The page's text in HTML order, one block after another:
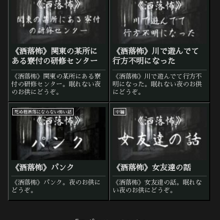
《洒落怖》関東の某所に
ある寮付の研修センター
《洒落怖》関東の某所にある寮
付の研修センター。眠れない夜
のお供にどうぞ。
《洒落怖》川で遊んでて
行方不明になった
《洒落怖》川で遊んでて行方不
明になった。眠れない夜のお供
にどうぞ。
死ぬ程洒落にならない怖い話
《洒落怖》パンク
《洒落怖》パンク。夜のお供に
どうぞ。
中編
《洒落怖》女友達の話
《洒落怖》女友達の話。眠れな
い夜のお供にどうぞ。